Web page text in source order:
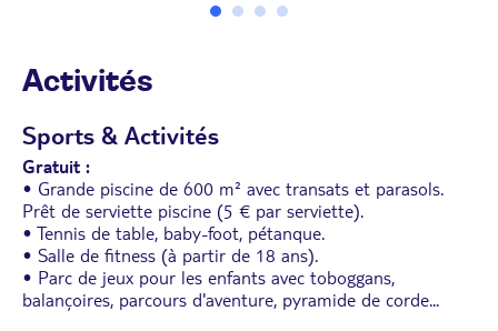
la disposition.
Activités
Sports & Activités
Gratuit :
• Grande piscine de 600 m² avec transats et parasols.
Prêt de serviette piscine (5 € par serviette).
• Tennis de table, baby-foot, pétanque.
• Salle de fitness (à partir de 18 ans).
• Parc de jeux pour les enfants avec toboggans,
balançoires, parcours d'aventure, pyramide de corde...